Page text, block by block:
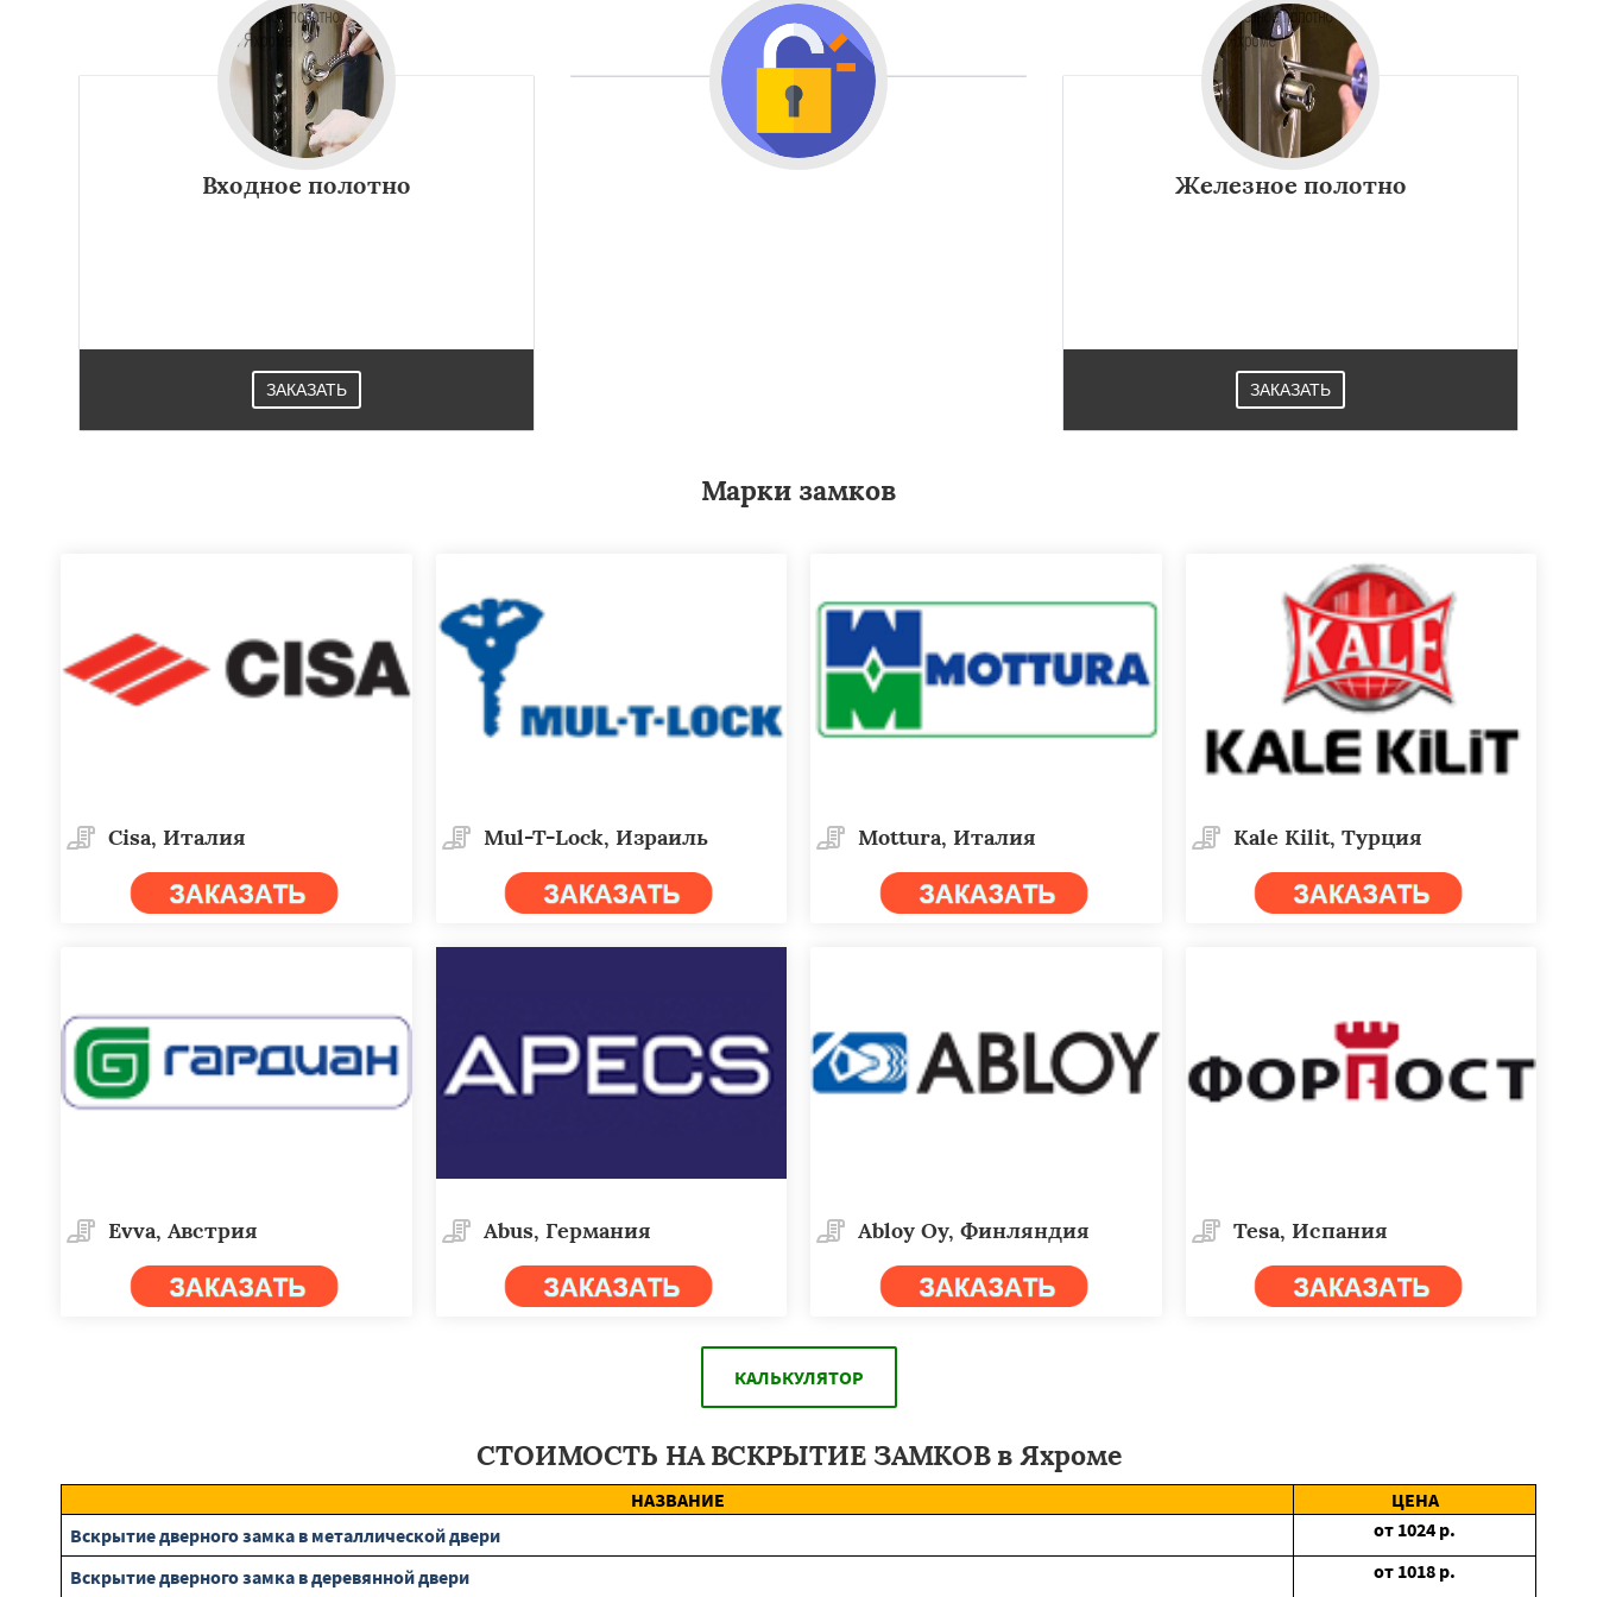
Входное полотно
ЗАКАЗАТЬ
Железное полотно
ЗАКАЗАТЬ
Марки замков
Cisa, Италия Mul-T-Lock, Израиль Mottura, Италия Kale Kilit, Турция
Evva, Австрия Abus, Германия Abloy Oy, Финляндия Tesa, Испания
КАЛЬКУЛЯТОР
СТОИМОСТЬ НА ВСКРЫТИЕ ЗАМКОВ в Яхроме
НАЗВАНИЕ
ЦЕНА
Вскрытие дверного замка в металлической двери
от 1024 р.
Вскрытие дверного замка в деревянной двери
от 1018 р.